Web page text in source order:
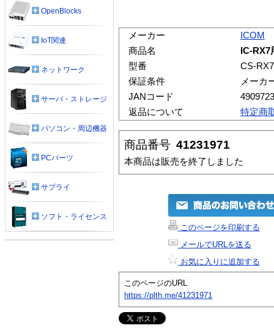
メーカー
ICOM
商品名
IC-
型番
CS-RX7
保証条件
メーカ
JANコード
返品について
特定商
商品番号 41231971
本商品は販売を終了しました
このページを印刷する
メールでURLを送る
お気に入りに追加する
このページのURL
https://plth.me/41231971
OpenBlocks
IoT関連
ネットワーク
サーバ・ストレージ
パソコン・周辺機器
PCパーツ
サプライ
ソフト・ライセンス